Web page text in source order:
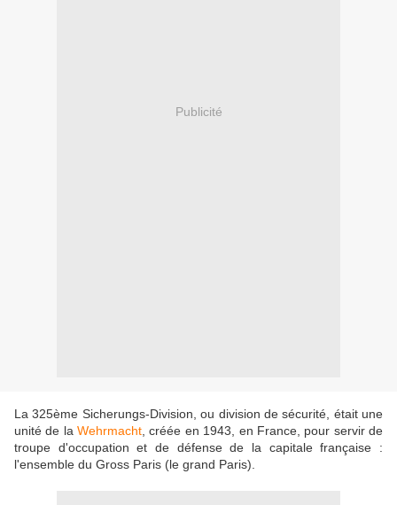
Publicité
La 325ème Sicherungs-Division, ou division de sécurité, était une
unité de laWehrmacht , créée en 1943, en France, pour servir de
troupe d'occupation et de défense de la capitale française :
l'ensemble du Gross Paris (le grand Paris).